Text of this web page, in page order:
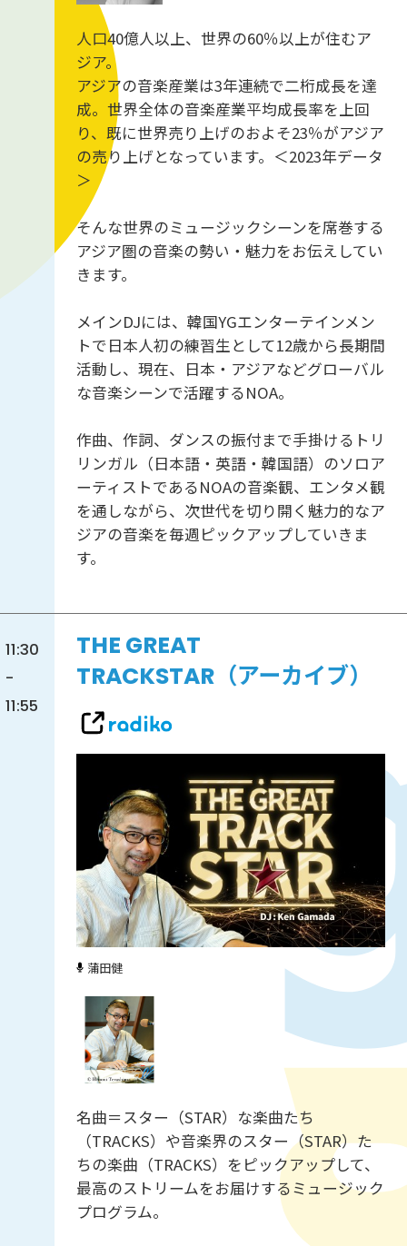
人口40億人以上、世界の60％以上が住むア
ジア。
アジアの音楽産業は3年連続で二桁成長を達
成。世界全体の音楽産業平均成長率を上回
り、既に世界売り上げのおよそ23％がアジア
の売り上げとなっています。＜2023年データ
＞
そんな世界のミュージックシーンを席巻する
アジア圏の音楽の勢い・魅力をお伝えしてい
きます。
メインDJには、韓国YGエンターテインメン
トで日本人初の練習生として12歳から長期間
活動し、現在、日本・アジアなどグローバル
な音楽シーンで活躍するNOA。
作曲、作詞、ダンスの振付まで手掛けるトリ
リンガル（日本語・英語・韓国語）のソロア
ーティストであるNOAの音楽観、エンタメ観
を通しながら、次世代を切り開く魅力的なア
ジアの音楽を毎週ピックアップしていきま
す。
11:30
-
11:55
THE GREAT
TRACKSTAR（アーカイブ）
蒲田健
名曲＝スター（STAR）な楽曲たち
（TRACKS）や音楽界のスター（STAR）た
ちの楽曲（TRACKS）をピックアップして、
最高のストリームをお届けするミュージック
プログラム。